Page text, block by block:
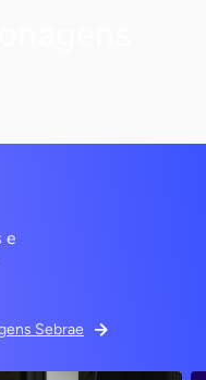
e
Sebrae